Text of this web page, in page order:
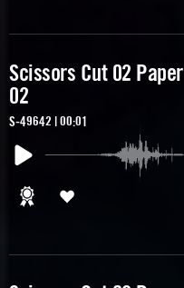
Scissors Cut 02 Paper
02
S-49642 | 00:01